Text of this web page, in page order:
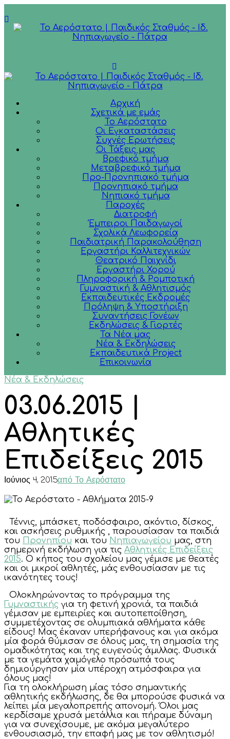
Αρχική
Σχετικά με εμάς
Το Αερόστατο
Οι Εγκαταστάσεις
Συχνές Ερωτήσεις
Οι Τάξεις μας
Βρεφικό τμήμα
Μεταβρεφικό τμήμα
Προ-Προνηπιακό τμήμα
Προνηπιακό τμήμα
Νηπιακό τμήμα
Παροχές
Διατροφή
Έμπειροι Παιδαγωγοί
Σχολικά Λεωφορεία
Παιδιατρική Παρακολούθηση
Εργαστήρι Καλλιτεχνικών
Θεατρικό Παιχνίδι
Εργαστήρι Χορού
Πληροφορική & Ρομποτική
Γυμναστική & Αθλητισμός
Εκπαιδευτικές Εκδρομές
Πρόληψη & Υποστήριξη
Συναντήσεις Γονέων
Εκδηλώσεις & Γιορτές
Τα Νέα μας
Νέα & Εκδηλώσεις
Εκπαιδευτικά Project
Επικοινωνία
Νέα & Εκδηλώσεις
03.06.2015 |
Αθλητικές
Επιδείξεις 2015
Ιούνιος 4, 2015από Το Αερόστατο
Τέννις, μπάσκετ, ποδόσφαιρο, ακόντιο, δίσκος,
και ασκήσεις ρυθμικής , παρουσίασαν τα παιδιά
του Προνηπίου και του Νηπιαγωγείου μας, στη
σημερινή εκδήλωση για τις Αθλητικές Επιδείξεις
2015. Ο κήπος του σχολείου μας γέμισε με θεατές
και οι μικροί αθλητές, μάς ενθουσίασαν με τις
ικανότητες τους!
Ολοκληρώνοντας το πρόγραμμα της
Γυμναστικής για τη φετινή χρονιά, τα παιδιά
γέμισαν με εμπειρίες και αυτοπεποίθηση,
συμμετέχοντας σε ολυμπιακά αθλήματα κάθε
είδους! Μας έκαναν υπερήφανους και για ακόμα
μία φορά θύμισαν σε όλους μας, τη σημασία της
ομαδικότητας και της ευγενούς άμιλλας. Φυσικά
με τα γεμάτα χαμόγελο πρόσωπά τους
δημιούργησαν μία υπέροχη ατμόσφαιρα για
όλους μας!
Για τη ολοκλήρωση μίας τόσο σημαντικής
αθλητικής εκδήλωσης, δε θα μπορούσε φυσικά να
λείπει μία μεγαλοπρεπής απονομή. Όλοι μας
κερδίσαμε χρυσά μετάλλια και πήραμε δύναμη
για να συνεχίσουμε, με ακόμα μεγαλύτερο
ενθουσιασμό, την επαφή μας με τον αθλητισμό!